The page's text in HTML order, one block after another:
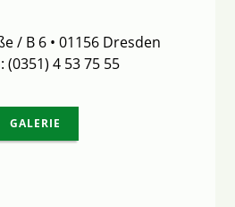
/ B 6 • 01156 Dresden
(0351) 4 53 75 55
GALERIE